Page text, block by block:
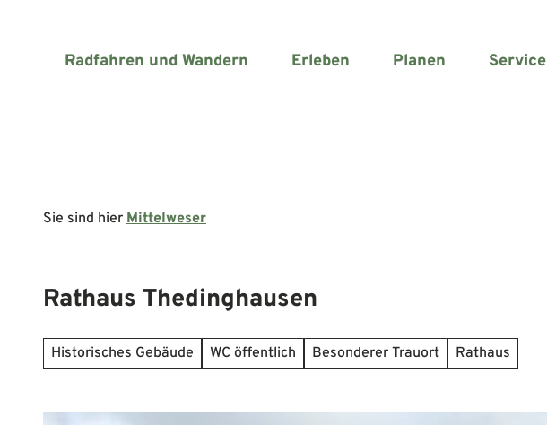
Radfahren und Wandern Erleben Planen Service
Sie sind hier Mittelweser
Rathaus Thedinghausen
Historisches Gebäude WC öffentlich Besonderer Trauort Rathaus